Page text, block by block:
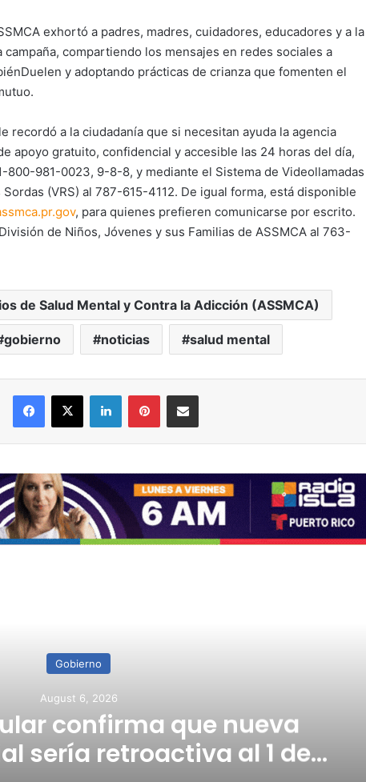
exhortó a padres, madres, cuidadores, educadores y a la
compartiendo los mensajes en redes sociales a
y adoptando prácticas de crianza que fomenten el
recordó a la ciudadanía que si necesitan ayuda la agencia
apoyo gratuito, confidencial y accesible las 24 horas del día,
800-981-0023, 9-8-8, y mediante el Sistema de Videollamadas
(VRS) al 787-615-4112. De igual forma, está disponible
, para quienes prefieren comunicarse por escrito.
de Niños, Jóvenes y sus Familias de ASSMCA al 763-
de Salud Mental y Contra la Adicción (ASSMCA)
gobierno noticias salud mental
Facebook
X LinkedInPinterestShare via Email
Noticias
August 6, 2026
sur entran en una fase de
extrema